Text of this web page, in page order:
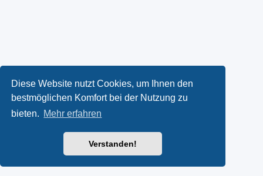
Diese Website nutzt Cookies, um Ihnen den
bestmöglichen Komfort bei der Nutzung zu
bieten. Mehr erfahren
Verstanden!